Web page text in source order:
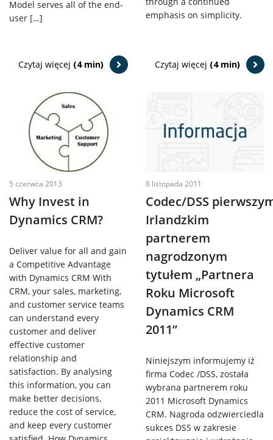
Model serves all of the end-
user […]
Czytaj więcej (4 min)
emphasis on simplicity.
Czytaj więcej (4 min)
5 czerwca 2013
Why Invest in
Dynamics CRM?
Deliver value for all and gain
a Competitive Advantage
with Dynamics CRM With
CRM, your sales, marketing,
and customer service teams
can understand every
customer and deliver
effective customer
relationship and
satisfaction. By analysing
this information, you can
make better decisions,
reduce the cost of service,
and keep every customer
8 listopada 2011
Codec/DSS
Irlandzkim
partnerem
nagrodzonym
tytułem „Partnera
Roku Microsoft
Dynamics CRM
2011”
Niniejszym informujemy iż
firma Codec /DSS, została
wybrana partnerem roku
2011 Microsoft Dynamics
CRM. Nagroda odzwierciedla
sukces DSS w zakresie